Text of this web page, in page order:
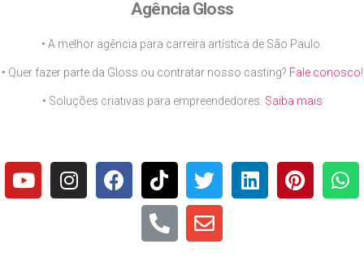
Agência Gloss
• A melhor agência para carreira artística de São Paulo.
• Quer fazer parte da Gloss ou contratar nosso casting? Fale conosco!
• Soluções criativas para empreendedores. Saiba mais